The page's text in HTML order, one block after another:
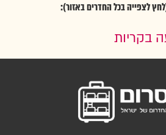
לצפייה בכל החדרים באזור):
בקריות